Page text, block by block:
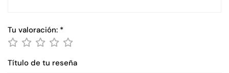
Tu valoración: *
Título de tu reseña